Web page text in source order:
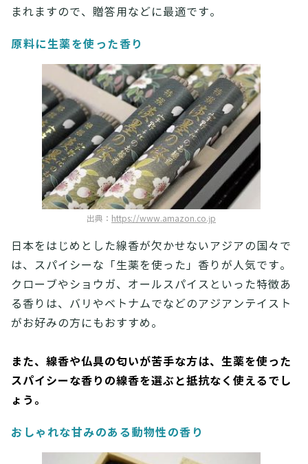
まれますので、贈答用などに最適です。
原料に生薬を使った香り
出典： https://www.amazon.co.jp
日本をはじめとした線香が欠かせないアジアの国々で
は、スパイシーな「生薬を使った」香りが人気です。
クローブやショウガ、オールスパイスといった特徴あ
る香りは、バリやベトナムでなどのアジアンテイスト
がお好みの方にもおすすめ。
また、線香や仏具の匂いが苦手な方は、生薬を使った
スパイシーな香りの線香を選ぶと抵抗なく使えるでし
ょう。
おしゃれな甘みのある動物性の香り